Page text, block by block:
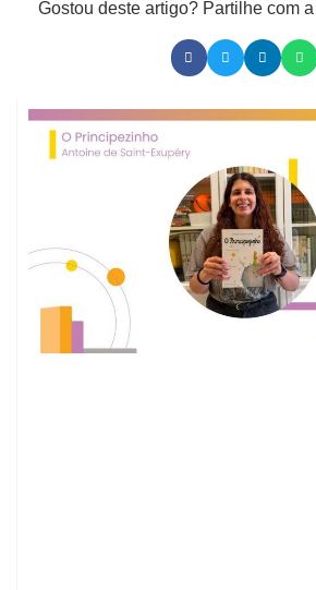
Gostou deste artigo? Partilhe com